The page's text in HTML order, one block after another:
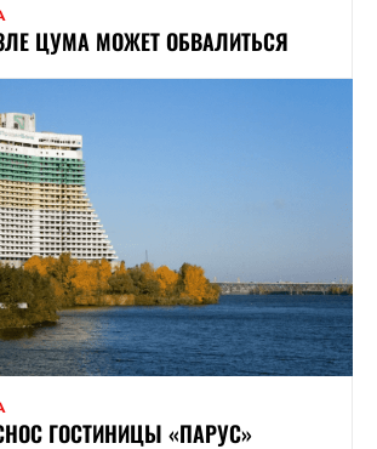
ЦУМА МОЖЕТ ОБВАЛИТЬСЯ
ГОСТИНИЦЫ «ПАРУС»